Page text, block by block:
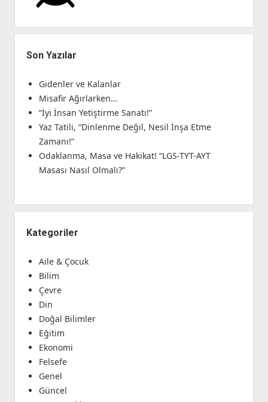
Son Yazılar
Gidenler ve Kalanlar
Misafir Ağırlarken…
“İyi İnsan Yetiştirme Sanatı!”
Yaz Tatili, “Dinlenme Değil, Nesil İnşa Etme
Zamanı!”
Odaklanma, Masa ve Hakikat! “LGS-TYT-AYT
Masası Nasıl Olmalı?”
Kategoriler
Aile & Çocuk
Bilim
Çevre
Din
Doğal Bilimler
Eğitim
Ekonomi
Felsefe
Genel
Güncel